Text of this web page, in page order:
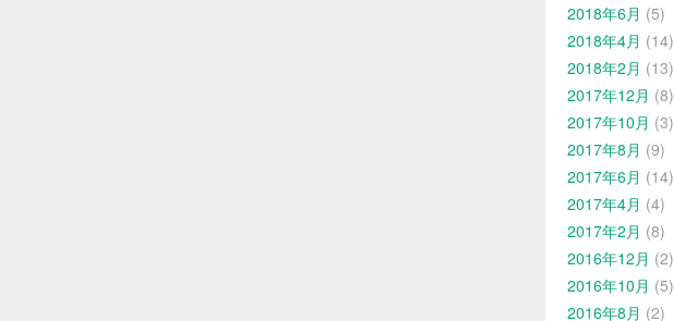
2018年6月 (5)
2018年4月 (14)
2018年2月 (13)
2017年12月 (8)
2017年10月 (3)
2017年8月 (9)
2017年6月 (14)
2017年4月 (4)
2017年2月 (8)
2016年12月 (2)
2016年10月 (5)
2016年8月 (2)